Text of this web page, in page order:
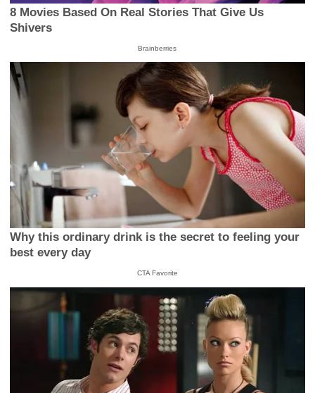
8 Movies Based On Real Stories That Give Us
Shivers
Brainberries
Why this ordinary drink is the secret to feeling your
best every day
CTA Favorite